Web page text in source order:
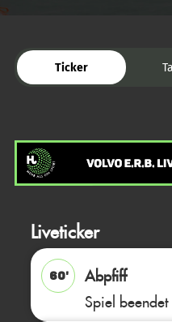
Ticker
Liveticker
60'
Abpfiff
Spiel beendet